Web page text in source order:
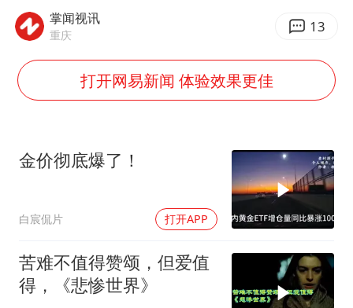
国防部：坚决反制任何闹海挑衅图谋
秋天的第一杯奶茶到底有多火
我国外贸延续良好增长态势
夯实基础开新局
掌闻视讯
重庆 13
打开网易新闻 体验效果更佳
金价彻底爆了！
白宸侃片 打开APP
苦难不值得赞颂，但爱值
得，《悲惨世界》